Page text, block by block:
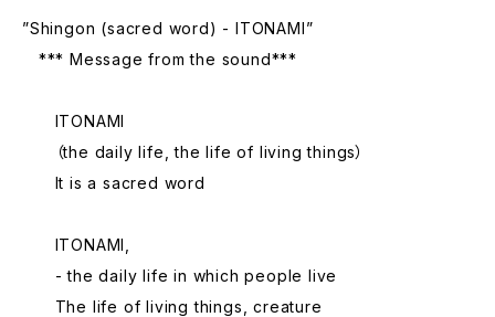
”Shingon (sacred word) - ITONAMI”
*** Message from the sound***
ITONAMI
（the daily life, the life of living things）
It is a sacred word
ITONAMI,
- the daily life in which people live
The life of living things, creature